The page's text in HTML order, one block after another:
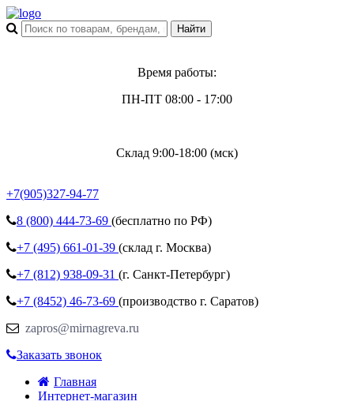
Время работы:
ПН-ПТ 08:00 - 17:00
Склад 9:00-18:00 (мск)
+7(905)327-94-77
8 (800) 444-73-69 (бесплатно по РФ)
+7 (495) 661-01-39 (склад г. Москва)
+7 (812) 938-09-31 (г. Санкт-Петербург)
+7 (8452) 46-73-69 (производство г. Саратов)
zapros@mirnagreva.ru
Заказать звонок
Главная
Интернет-магазин